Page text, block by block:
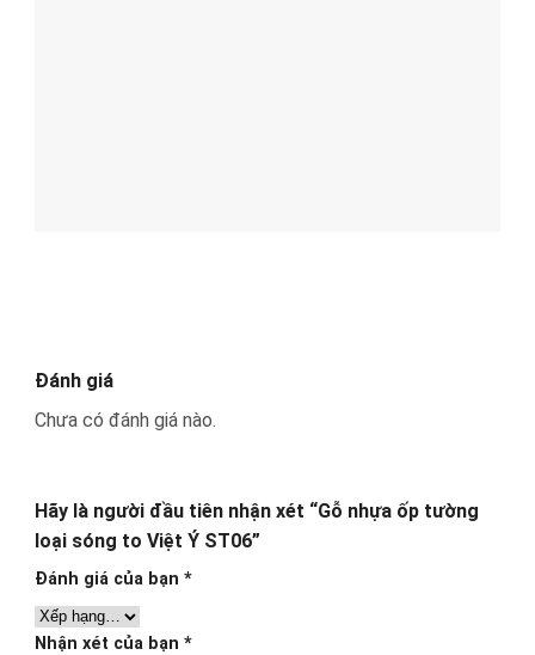
Đánh giá
Chưa có đánh giá nào.
Hãy là người đầu tiên nhận xét “Gỗ nhựa ốp tường
loại sóng to Việt Ý ST06”
Đánh giá của bạn *
Nhận xét của bạn *